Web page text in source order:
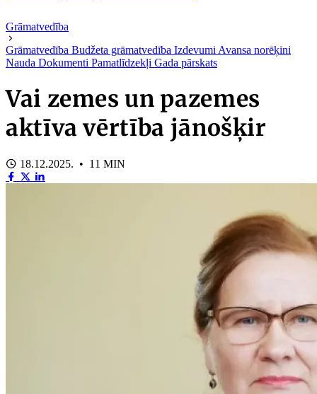
Grāmatvedība
Grāmatvedība Budžeta grāmatvedība Izdevumi Avansa norēķini
Nauda Dokumenti Pamatlīdzekļi Gada pārskats
Vai zemes un pazemes
aktīva vērtība jānošķir
18.12.2025. • 11 MIN